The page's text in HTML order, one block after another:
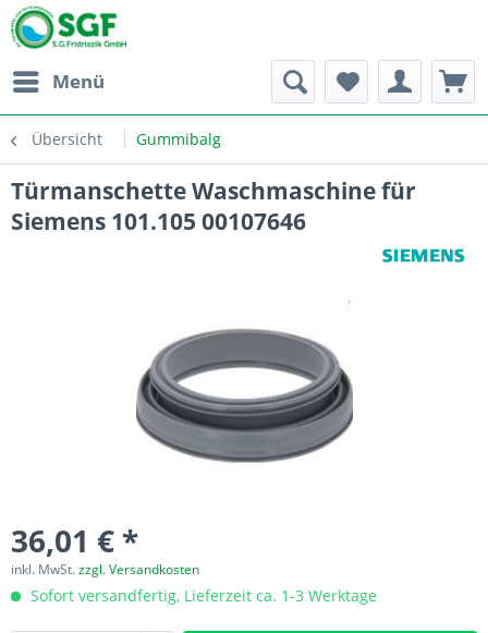
Menü
Übersicht Gummibalg
Türmanschette Waschmaschine für
Siemens 101.105 00107646
36,01 € *
inkl. MwSt.zzgl. Versandkosten
Sofort versandfertig, Lieferzeit ca. 1-3 Werktage